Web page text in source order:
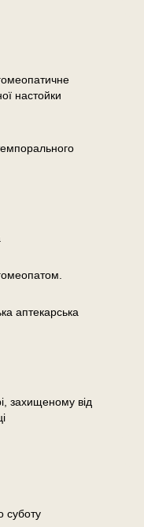
настойки
аптекарська
захищеному від
суботу